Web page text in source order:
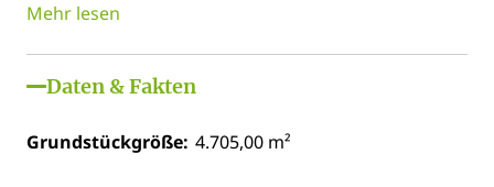
Mehr lesen
Daten & Fakten
Grundstückgröße: 4.705,00 m²